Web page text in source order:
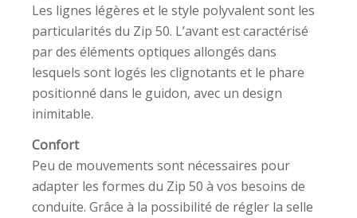
Les lignes légères et le style polyvalent sont les
particularités du Zip 50. L’avant est caractérisé
par des éléments optiques allongés dans
lesquels sont logés les clignotants et le phare
positionné dans le guidon, avec un design
inimitable.
Confort
Peu de mouvements sont nécessaires pour
adapter les formes du Zip 50 à vos besoins de
conduite. Grâce à la possibilité de régler la selle